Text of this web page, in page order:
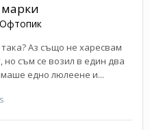
Офтопик
Аз също не харесвам
съм се возил в един два
едно люлеене и...